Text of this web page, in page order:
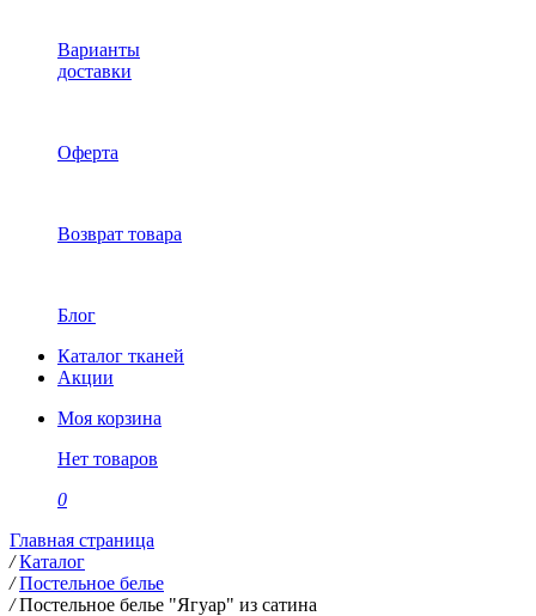
Варианты
доставки
Оферта
Возврат товара
Блог
Каталог тканей
Акции
Моя корзина
Нет товаров
0
Главная страница
/ Каталог
/ Постельное белье
/ Постельное белье "Ягуар" из сатина